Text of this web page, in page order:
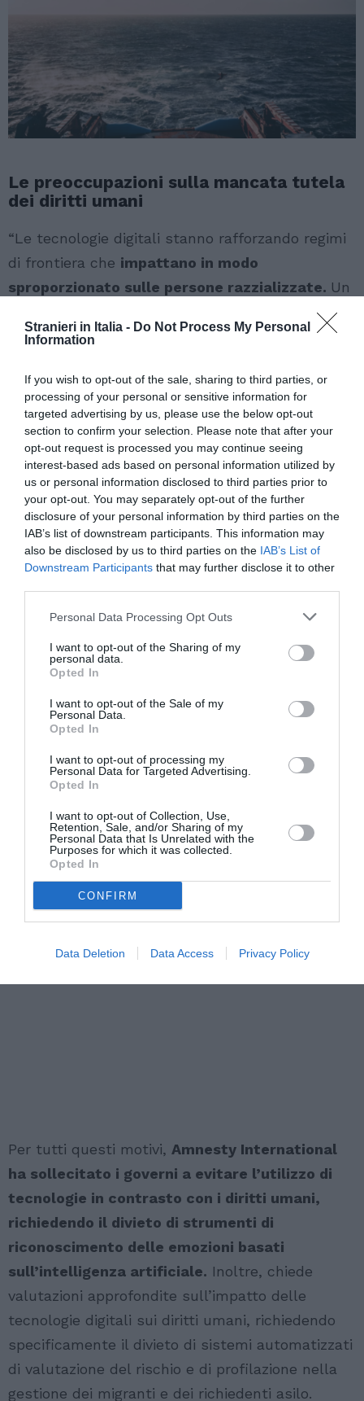
Stranieri in Italia - Do Not Process My Personal
Information
If you wish to opt-out of the sale, sharing to third parties, or
processing of your personal or sensitive information for
targeted advertising by us, please use the below opt-out
section to confirm your selection. Please note that after your
opt-out request is processed you may continue seeing
interest-based ads based on personal information utilized by
us or personal information disclosed to third parties prior to
your opt-out. You may separately opt-out of the further
disclosure of your personal information by third parties on the
IAB’s list of downstream participants. This information may
also be disclosed by us to third parties on the IAB’s List of
Downstream Participants that may further disclose it to other
Personal Data Processing Opt Outs
I want to opt-out of the Sharing of my
personal data.
Opted In
I want to opt-out of the Sale of my
Personal Data.
Opted In
I want to opt-out of processing my
Personal Data for Targeted Advertising.
Opted In
I want to opt-out of Collection, Use,
Retention, Sale, and/or Sharing of my
Personal Data that Is Unrelated with the
Purposes for which it was collected.
Opted In
CONFIRM
Data Deletion Data Access Privacy Policy
Le preoccupazioni sulla mancata tutela
dei diritti umani
“Le tecnologie digitali stanno rafforzando regimi
di frontiera che impattano in modo
sproporzionato sulle persone razzializzate. Un
razzismo intrinseco è profondamente radicato
nella gestione delle migrazioni e nei sistemi di
errori intrinseci che minacciano il diritto alla non
discriminazione, oltre ad altri diritti umani”, ha
dichiarato Charlotte Phillips, consulente di
Amnesty International per i diritti di rifugiati e
migranti. C’è poi la questione del programma
iBorderCtrl , attualmente operante in Ungheria,
Grecia e Lettonia. ” Il programma usa
l’intelligenza artificiale per “individuare le bugie”
espressioni facciali tramite
riconoscimento facciale ed emotivo
. Coloro
che il sistema identifica come “sinceri” ricevono
un codice che consente loro di attraversare il
confine.”, si legge nel documento.
Per tutti questi motivi, Amnesty International
ha sollecitato i governi a evitare l’utilizzo di
tecnologie in contrasto con i diritti umani,
richiedendo il divieto di strumenti di
riconoscimento delle emozioni basati
sull’intelligenza artificiale. Inoltre, chiede
valutazioni approfondite sull’impatto delle
tecnologie digitali sui diritti umani, richiedendo
specificamente il divieto di sistemi automatizzati
di valutazione del rischio e di profilazione nella
gestione dei migranti e dei richiedenti asilo.